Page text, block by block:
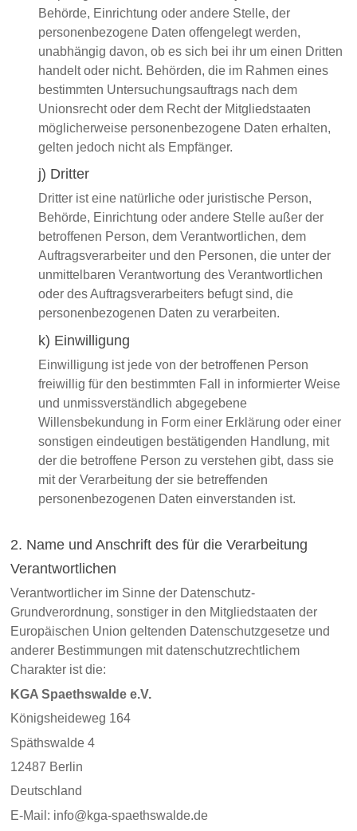
Behörde, Einrichtung oder andere Stelle, der
personenbezogene Daten offengelegt werden,
unabhängig davon, ob es sich bei ihr um einen Dritten
handelt oder nicht. Behörden, die im Rahmen eines
bestimmten Untersuchungsauftrags nach dem
Unionsrecht oder dem Recht der Mitgliedstaaten
möglicherweise personenbezogene Daten erhalten,
gelten jedoch nicht als Empfänger.
j) Dritter
Dritter ist eine natürliche oder juristische Person,
Behörde, Einrichtung oder andere Stelle außer der
betroffenen Person, dem Verantwortlichen, dem
Auftragsverarbeiter und den Personen, die unter der
unmittelbaren Verantwortung des Verantwortlichen
oder des Auftragsverarbeiters befugt sind, die
personenbezogenen Daten zu verarbeiten.
k) Einwilligung
Einwilligung ist jede von der betroffenen Person
freiwillig für den bestimmten Fall in informierter Weise
und unmissverständlich abgegebene
Willensbekundung in Form einer Erklärung oder einer
sonstigen eindeutigen bestätigenden Handlung, mit
der die betroffene Person zu verstehen gibt, dass sie
mit der Verarbeitung der sie betreffenden
personenbezogenen Daten einverstanden ist.
2. Name und Anschrift des für die Verarbeitung
Verantwortlichen
Verantwortlicher im Sinne der Datenschutz-
Grundverordnung, sonstiger in den Mitgliedstaaten der
Europäischen Union geltenden Datenschutzgesetze und
anderer Bestimmungen mit datenschutzrechtlichem
Charakter ist die:
KGA Spaethswalde e.V.
Königsheideweg 164
Späthswalde 4
12487 Berlin
Deutschland
E-Mail: info@kga-spaethswalde.de